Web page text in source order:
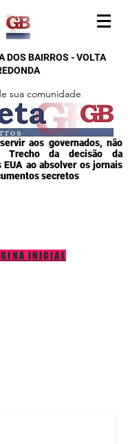
DOS BAIRROS - VOLTA
sua comunidade
aos governados, não
Trecho da decisão da
EUA ao absolver os jornais
secretos
INICIAL